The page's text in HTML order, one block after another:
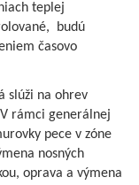
teplej
budú
časovo
slúži na ohrev
rámci generálnej
pece v zóne
nosných
oprava a výmena